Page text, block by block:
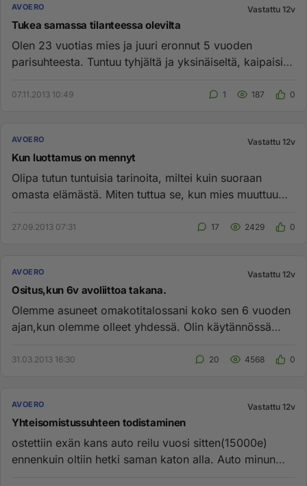
AVOERO Vastattu 12v
Tukea samassa tilanteessa olevilta
Olen 23 vuotias mies ja juuri eronnut 5 vuoden
parisuhteesta. Tuntuu tyhjältä ja yksinäiseltä, kaipaisin
07.11.2013 10:49 1 187 0
AVOERO Vastattu 12v
Kun luottamus on mennyt
Olipa tutun tuntuisia tarinoita, miltei kuin suoraan
omasta elämästä. Miten tuttua se, kun mies muuttuu
27.09.2013 07:31 17 2429 0
AVOERO Vastattu 12v
Ositus,kun 6v avoliittoa takana.
Olemme asuneet omakotitalossani koko sen 6 vuoden
ajan,kun olemme olleet yhdessä. Olin käytännössä
31.03.2013 16:30 20 4568 0
AVOERO Vastattu 12v
Yhteisomistussuhteen todistaminen
ostettiin exän kans auto reilu vuosi sitten(15000e)
ennenkuin oltiin hetki saman katon alla. Auto minun